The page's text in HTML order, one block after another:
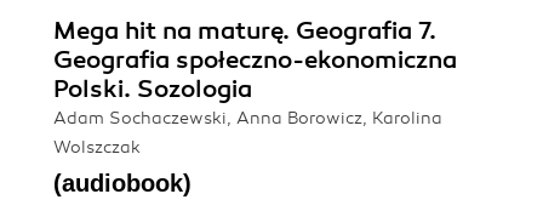
Mega hit na maturę. Geografia 7.
Geografia społeczno-ekonomiczna
Polski. Sozologia
Adam Sochaczewski, Anna Borowicz, Karolina
Wolszczak
(audiobook)